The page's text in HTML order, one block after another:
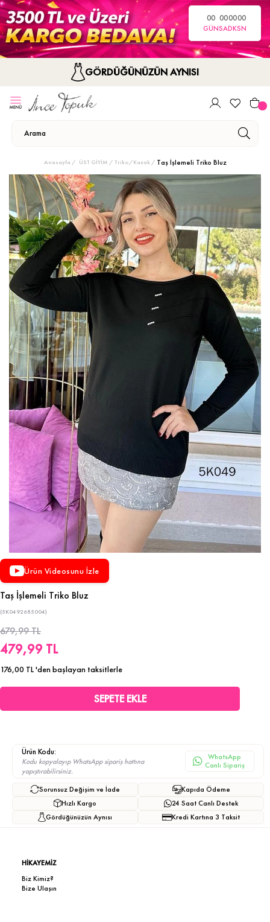
00
GÜN
00
SA
00
DK
00
SN
GÖRDÜĞÜNÜZÜN AYNISI
Anasayfa ÜST GİYİM Triko/Kazak Taş İşlemeli Triko Bluz
Ürün Videosunu İzle
Taş İşlemeli Triko Bluz
(5K0492685004)
679,99 TL
479,99 TL
176,00 TL'den başlayan taksitlerle
Ürün Kodu:
Kodu kopyalayıp WhatsApp sipariş hattına
yapıştırabilirsiniz.
WhatsApp
Canlı Sipariş
Sorunsuz Değişim ve İade
Hızlı Kargo
Gördüğünüzün Aynısı
Kapıda Ödeme
24 Saat Canlı Destek
Kredi Kartına 3 Taksit
HİKAYEMİZ
Biz Kimiz?
Bize Ulaşın